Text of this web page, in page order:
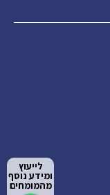
לייעוץ
ומידע נוסף
מהמומחים